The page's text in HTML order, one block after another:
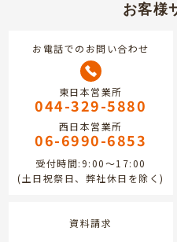
お客様
お電話でのお問い合わせ
東日本営業所
044-329-5880
西日本営業所
06-6990-6853
受付時間:9:00～17:00
(土日祝祭日、弊社休日を除く)
資料請求